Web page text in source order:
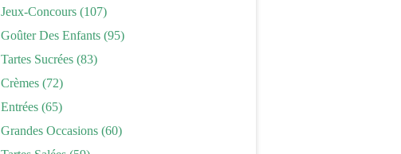
Jeux-Concours (107)
Goûter Des Enfants (95)
Tartes Sucrées (83)
Crèmes (72)
Entrées (65)
Grandes Occasions (60)